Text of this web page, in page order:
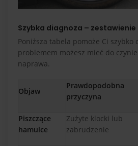
Szybka diagnoza –
Poniższa tabela pomoże Ci szybko
problemem możesz mieć do
naprawa.
Objaw
Prawdopodobna
przyczyna
Piszczące
hamulce
Zużyte klocki lub
zabrudzenie